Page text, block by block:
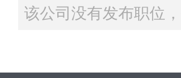
该公司没有发布职位